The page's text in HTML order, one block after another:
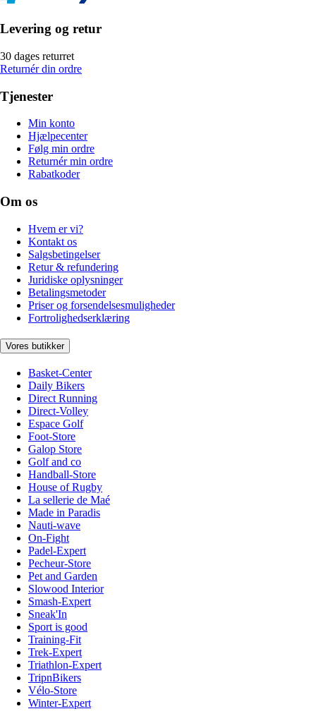
Levering og retur
30 dages returret
Returnér din ordre
Tjenester
Min konto
Hjælpecenter
Følg min ordre
Returnér min ordre
Rabatkoder
Om os
Hvem er vi?
Kontakt os
Salgsbetingelser
Retur & refundering
Juridiske oplysninger
Betalingsmetoder
Priser og forsendelsesmuligheder
Fortrolighedserklæring
Vores butikker
Basket-Center
Daily Bikers
Direct Running
Direct-Volley
Espace Golf
Foot-Store
Galop Store
Golf and co
Handball-Store
House of Rugby
La sellerie de Maé
Made in Paradis
Nauti-wave
On-Fight
Padel-Expert
Pecheur-Store
Pet and Garden
Slowood Interior
Smash-Expert
Sneak'In
Sport is good
Training-Fit
Trek-Expert
Triathlon-Expert
TripnBikers
Vélo-Store
Winter-Expert